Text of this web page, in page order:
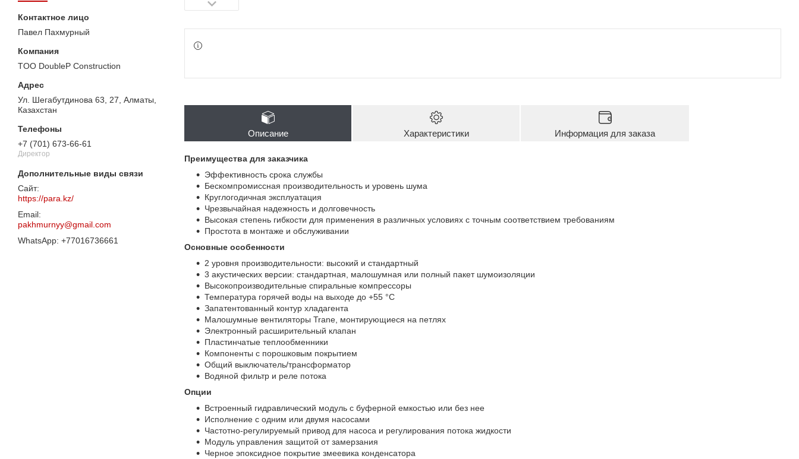
Павел Пахмурный
TOO DoubleP Construction
Ул. Шегабутдинова 63, 27, Алматы,
Казахстан
+7 (701) 673-66-61
Директор
https://para.kz/
pakhmurnyy@gmail.com
+77016736661
Описание Характеристики Информация для заказа
Преимущества для заказчика
Эффективность срока службы
Бескомпромиссная производительность и уровень шума
Круглогодичная эксплуатация
Чрезвычайная надежность и долговечность
Высокая степень гибкости для применения в различных условиях с точным соответствием требованиям
Простота в монтаже и обслуживании
Основные особенности
2 уровня производительности: высокий и стандартный
3 акустических версии: стандартная, малошумная или полный пакет шумоизоляции
Высокопроизводительные спиральные компрессоры
Температура горячей воды на выходе до +55 °C
Запатентованный контур хладагента
Малошумные вентиляторы Trane, монтирующиеся на петлях
Электронный расширительный клапан
Пластинчатые теплообменники
Компоненты с порошковым покрытием
Общий выключатель/трансформатор
Водяной фильтр и реле потока
Опции
Встроенный гидравлический модуль с буферной емкостью или без нее
Исполнение с одним или двумя насосами
Частотно-регулируемый привод для насоса и регулирования потока жидкости
Модуль управления защитой от замерзания
Черное эпоксидное покрытие змеевика конденсатора